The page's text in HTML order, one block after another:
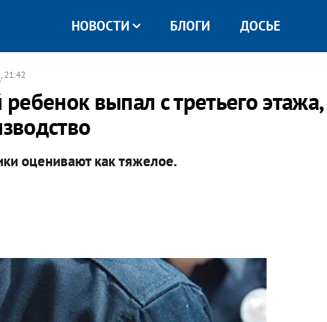
НОВОСТИ БЛОГИ ДОСЬЕ
, 21:42
выпал с третьего этажа,
оценивают как тяжелое.